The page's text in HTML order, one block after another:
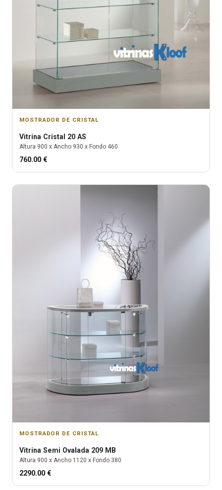
MOSTRADOR DE CRISTAL
Vitrina Cristal 20 AS
Altura 900 x Ancho 930 x Fondo 460
760.00 €
MOSTRADOR DE CRISTAL
Vitrina Semi Ovalada 209 MB
Altura 900 x Ancho 1120 x Fondo 380
2290.00 €